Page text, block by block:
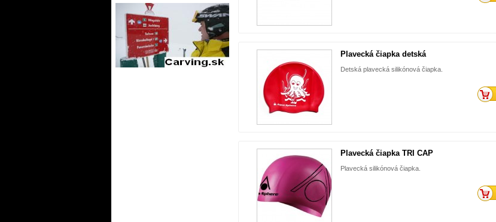
Plavecká čiapka detská
Detská plavecká silikónová čiapka.
Plavecká čiapka TRI CAP
Plavecká silikónová čiapka.